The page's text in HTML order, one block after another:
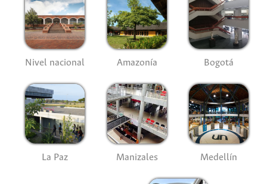
Nivel nacional Amazonía Bogotá
La Paz Manizales Medellín